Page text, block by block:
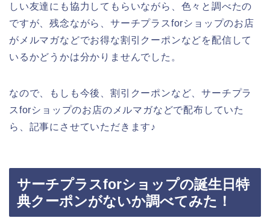
しい友達にも協力してもらいながら、色々と調べたの
ですが、残念ながら、サーチプラスforショップのお店
がメルマガなどでお得な割引クーポンなどを配信して
いるかどうかは分かりませんでした。
なので、もしも今後、割引クーポンなど、サーチプラ
スforショップのお店のメルマガなどで配布していた
ら、記事にさせていただきます♪
サーチプラスforショップの誕生日特
典クーポンがないか調べてみた！